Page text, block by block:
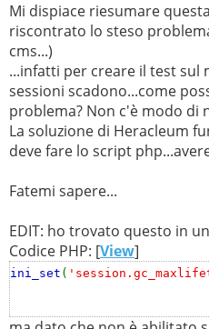
Mi dispiace riesumare
riscontrato lo steso
cms...)
...infatti per creare il test sul
sessioni scadono...come
problema? Non c'è modo di
La soluzione di Heracleum
deve fare lo script
Fatemi sapere...
EDIT: ho trovato questo in
Codice PHP: [View]
ini_set (